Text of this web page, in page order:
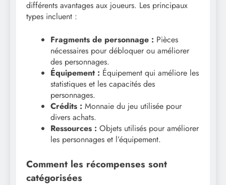
différents avantages aux joueurs. Les principaux
types incluent :
Fragments de personnage : Pièces
nécessaires pour débloquer ou améliorer
des personnages.
Équipement : Équipement qui améliore les
statistiques et les capacités des
personnages.
Crédits : Monnaie du jeu utilisée pour
divers achats.
Ressources : Objets utilisés pour améliorer
les personnages et l’équipement.
Comment les récompenses sont
catégorisées